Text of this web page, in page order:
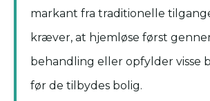
markant fra traditionelle
kræver, at hjemløse først
behandling eller opfylder visse
før de tilbydes bolig.